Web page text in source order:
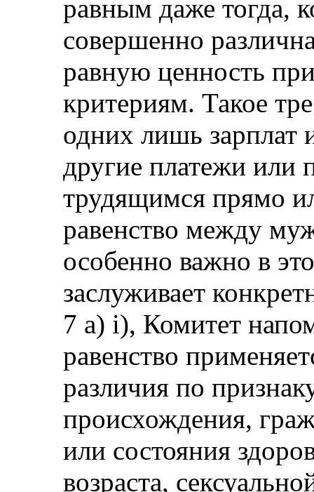
равным даже тогда,
совершенно
равную ценность
критериям. Такое
одних лишь зарплат
другие платежи или
трудящимся прямо
равенство между
особенно важно в
заслуживает
7 a) i), Комитет
равенство
различия по
происхождения,
или состояния
возраста,